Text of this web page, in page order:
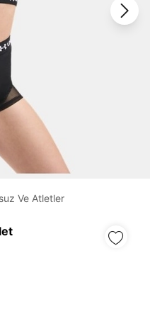
Et
Ve Atletler
Zaten hesabın var mı? Giriş yap
Hızlı sipariş takibi.
değişim.